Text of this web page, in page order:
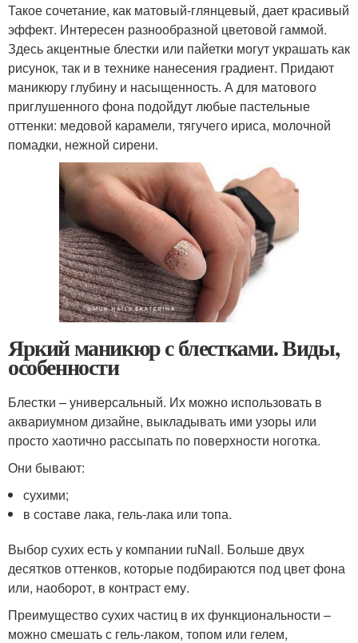
Такое сочетание, как матовый-глянцевый, дает красивый
эффект. Интересен разнообразной цветовой гаммой.
Здесь акцентные блестки или пайетки могут украшать как
рисунок, так и в технике нанесения градиент. Придают
маникюру глубину и насыщенность. А для матового
приглушенного фона подойдут любые пастельные
оттенки: медовой карамели, тягучего ириса, молочной
помадки, нежной сирени.
Яркий маникюр с блестками. Виды,
особенности
Блестки – универсальный. Их можно использовать в
аквариумном дизайне, выкладывать ими узоры или
просто хаотично рассыпать по поверхности ноготка.
Они бывают:
сухими;
в составе лака, гель-лака или топа.
Выбор сухих есть у компании ruNail. Больше двух
десятков оттенков, которые подбираются под цвет фона
или, наоборот, в контраст ему.
Преимущество сухих частиц в их функциональности –
можно смешать с гель-лаком, топом или гелем,